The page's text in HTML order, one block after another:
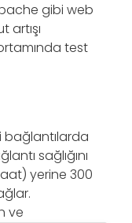
gibi web
test
bağlantılarda
sağlığını
yerine 300
ve